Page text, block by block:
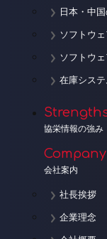
日本・中
ソフトウ
ソフトウ
在庫システ
協栄情報の強み
Company
会社案内
社長挨拶
企業理念